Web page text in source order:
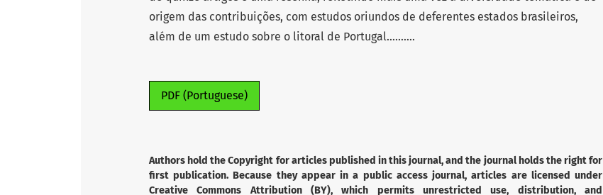
origem das contribuições, com estudos oriundos de deferentes estados brasileiros,
além de um estudo sobre o litoral de Portugal..........
PDF (Portuguese)
Authors hold the Copyright for articles published in this journal, and the journal holds the right for
first publication. Because they appear in a public access journal, articles are licensed under
Creative Commons Attribution (BY), which permits unrestricted use, distribution, and